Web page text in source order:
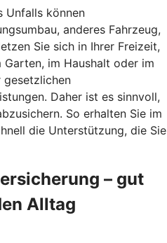
Unfalls können
anderes Fahrzeug,
Sie sich in Ihrer Freizeit,
im Haushalt oder im
gesetzlichen
Daher ist es sinnvoll,
So erhalten Sie im
die Unterstützung, die Sie
– gut
Alltag